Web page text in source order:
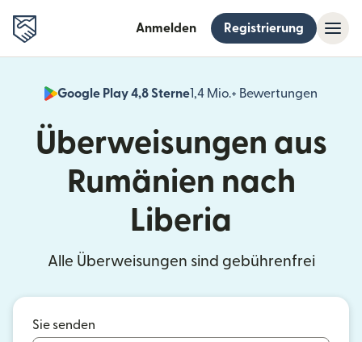
Anmelden Registrierung
Google Play 4,8 Sterne1,4 Mio.+ Bewertungen
Überweisungen aus
Rumänien nach
Liberia
Alle Überweisungen sind gebührenfrei
Sie senden